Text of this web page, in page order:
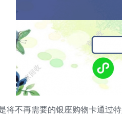
将不再需要的银座购物卡通过